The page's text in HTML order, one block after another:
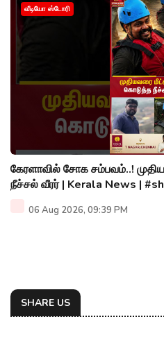
வீடியோ ஸ்டோரி
கேரளாவில் சோக சம்பவம்..!
நீச்சல் வீரர் | Kerala News |
06 Aug 2026, 09:39 PM
SHARE US